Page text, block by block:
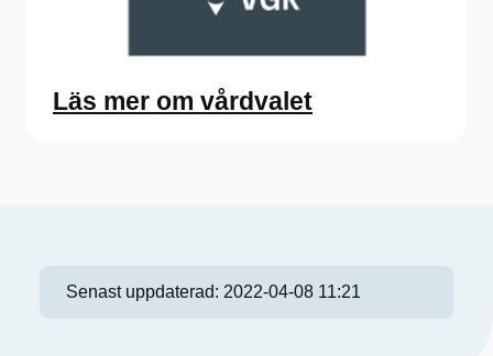
Läs mer om vårdvalet
Senast uppdaterad: 2022-04-08 11:21